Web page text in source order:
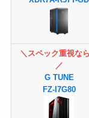
＼スペック重視なら
／
G TUNE
FZ-I7G80